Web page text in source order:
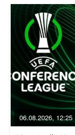
06.08.2026, 12:25